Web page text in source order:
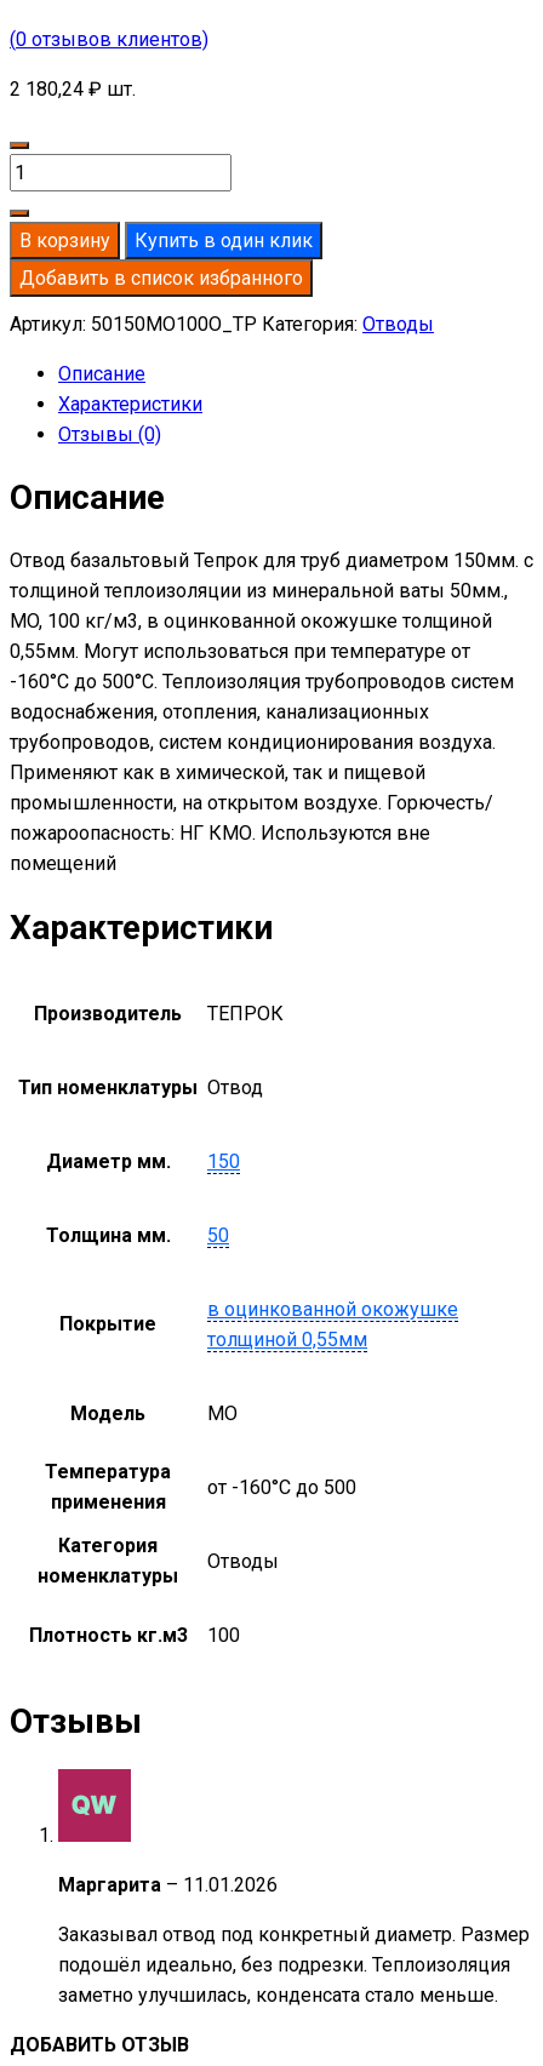
(0 отзывов клиентов)
2 180,24 ₽ шт.
Количество
товара
Отвод
базальтовый
D150-
T50
100
оцинкованной
толщиной
В корзину
Купить в один клик
Добавить в список избранного
Артикул: 50150MO100O_TP Категория: Отводы
Описание
Характеристики
Отзывы (0)
Описание
Отвод базальтовый Тепрок для труб диаметром 150мм. с
толщиной теплоизоляции из минеральной ваты 50мм.,
MO, 100 кг/м3, в оцинкованной окожушке толщиной
0,55мм. Могут использоваться при температуре от
-160°С до 500°С. Теплоизоляция трубопроводов систем
водоснабжения, отопления, канализационных
трубопроводов, систем кондиционирования воздуха.
Применяют как в химической, так и пищевой
промышленности, на открытом воздухе. Горючесть/
пожароопасность: НГ КМО. Используются вне
помещений
Характеристики
Производитель ТЕПРОК
Тип номенклатуры Отвод
Диаметр мм. 150
Толщина мм. 50
Покрытие
в оцинкованной окожушке
толщиной 0,55мм
Модель MO
Температура
применения
от -160°С до 500
Категория
номенклатуры
Отводы
Плотность кг.м3 100
Отзывы
Маргарита – 11.01.2026
Заказывал отвод под конкретный диаметр. Размер
подошёл идеально, без подрезки. Теплоизоляция
заметно улучшилась, конденсата стало меньше.
ДОБАВИТЬ ОТЗЫВ